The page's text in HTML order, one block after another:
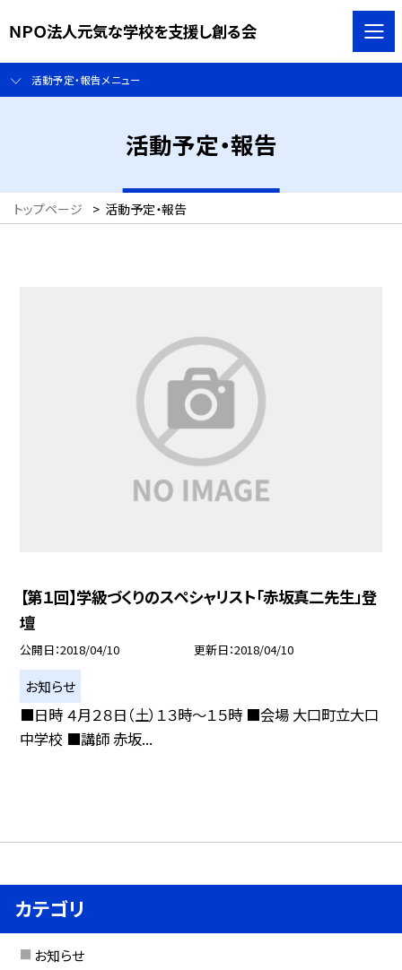
ＮＰＯ法人元気な学校を支援し創る会
活動予定・報告メニュー
活動予定・報告
トップページ > 活動予定・報告
【第１回】学級づくりのスペシャリスト「赤坂真二先生」登
壇
公開日 2018/04/10 更新日 2018/04/10
お知らせ
■日時 ４月２８日（土）１３時〜１５時 ■会場 大口町立大口
中学校 ■講師 赤坂...
カテゴリ
お知らせ